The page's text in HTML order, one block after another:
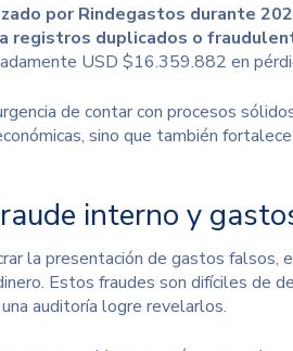
porRindegastos durante
registros duplicados o
USD $16.359.882 en
de contar con procesos
sino que también
interno y
la presentación de gastos falsos,
Estos fraudes son difíciles de
auditoría logre revelarlos.